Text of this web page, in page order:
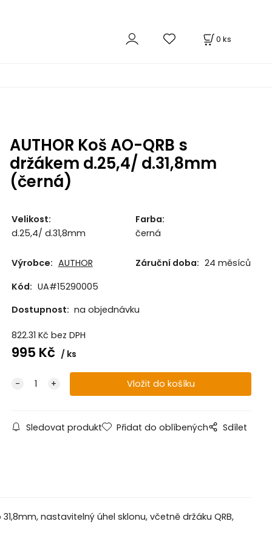
0 ks
AUTHOR Koš AO-QRB s
držákem d.25,4/ d.31,8mm
(černá)
Velikost:
d.25,4/ d.31,8mm
Farba:
černá
Výrobce: AUTHOR Záruční doba: 24 měsíců
Kód: UA#15290005
Dostupnost: na objednávku
822.31 Kč bez DPH
995 Kč ks
Sledovat produkt Přidat do oblíbených Sdílet
nastavitelný úhel sklonu, včetně držáku QRB,